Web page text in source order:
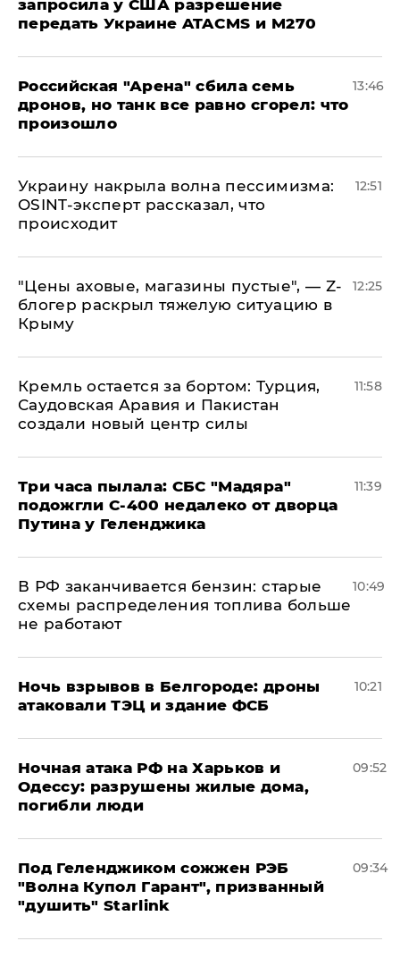
запросила у США разрешение
передать Украине ATACMS и M270
​Российская "Арена" сбила семь
дронов, но танк все равно сгорел: что
произошло
13:46
​Украину накрыла волна пессимизма:
OSINT-эксперт рассказал, что
происходит
12:51
​"Цены аховые, магазины пустые", — Z-
блогер раскрыл тяжелую ситуацию в
Крыму
12:25
​Кремль остается за бортом: Турция,
Саудовская Аравия и Пакистан
создали новый центр силы
11:58
Три часа пылала: СБС "Мадяра"
подожгли С-400 недалеко от дворца
Путина у Геленджика
11:39
​В РФ заканчивается бензин: старые
схемы распределения топлива больше
не работают
10:49
​Ночь взрывов в Белгороде: дроны
атаковали ТЭЦ и здание ФСБ
10:21
​Ночная атака РФ на Харьков и
Одессу: разрушены жилые дома,
погибли люди
09:52
Под Геленджиком сожжен РЭБ
"Волна Купол Гарант", призванный
"душить" Starlink
09:34